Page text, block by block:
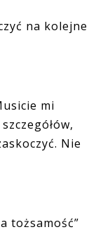
na kolejne
mi
Nie
tożsamość”